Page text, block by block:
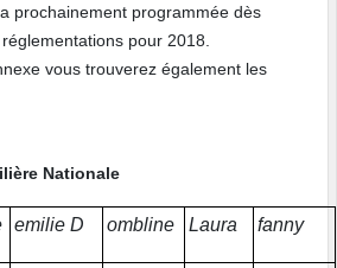
prochainement programmée dès
pour 2018.
vous trouverez également les
Nationale
emilie D ombline Laura fanny